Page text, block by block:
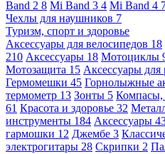
Band 2 8 Mi Band 3 4 Mi Band 4
Чехлы для наушников 7
Туризм, спорт и здоровье
Аксессуары для велосипедов 18
210 Аксессуары 18 Мотоциклы
Мотозащита 15 Аксессуары для
Гермомешки 45 Горнолыжные
термометр 13 Зонты 5 Компасы,
61 Красота и здоровье 32
инструменты 184 Аксессуары
гармошки 12 Джембе 3
электрогитары 28 Скрипки 2